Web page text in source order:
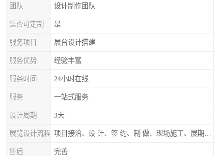
团队 设计制作团队
是否可定制 是
服务项目 展台设计搭建
服务优势 经验丰富
服务时间 24小时在线
服务 一站式服务
设计周期 3天
展览设计流程
售后 完善